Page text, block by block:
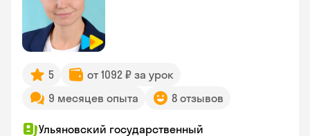
5
от 1092 ₽ за урок
9 месяцев опыта
8 отзывов
Ульяновский государственный